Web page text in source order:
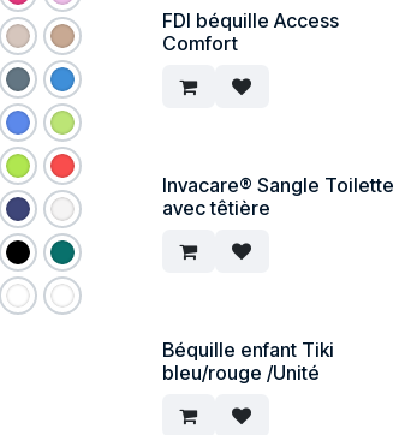
FDI béquille Access
Comfort
Invacare® Sangle Toilette
avec têtière
Béquille enfant Tiki
bleu/rouge /Unité